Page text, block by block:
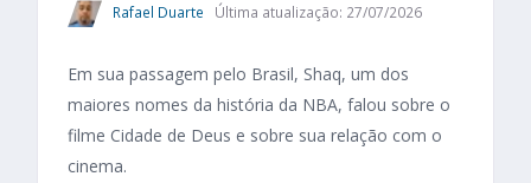
Rafael Duarte Última atualização: 27/07/2026
Em sua passagem pelo Brasil, Shaq, um dos
maiores nomes da história da NBA, falou sobre o
filme Cidade de Deus e sobre sua relação com o
cinema.